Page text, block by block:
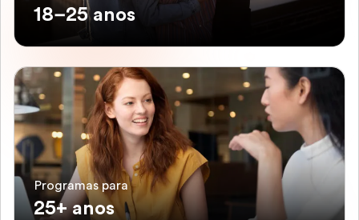
18–25 anos
Programas para
25+ anos